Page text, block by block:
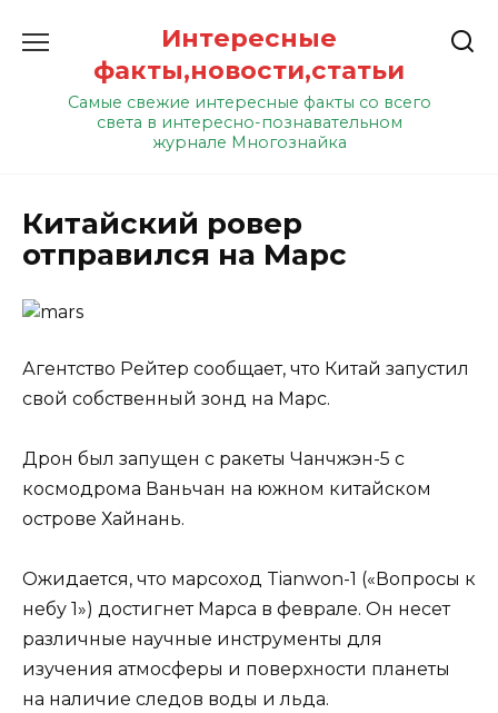
содержанию
Интересные
факты,новости,статьи
Самые свежие интересные факты со всего
света в интересно-познавательном
журнале Многознайка
Китайский ровер
отправился на Марс
Агентство Рейтер сообщает, что Китай запустил
свой собственный зонд на Марс.
Дрон был запущен с ракеты Чанчжэн-5 с
космодрома Ваньчан на южном китайском
острове Хайнань.
Ожидается, что марсоход Tianwon-1 («Вопросы к
небу 1») достигнет Марса в феврале. Он несет
различные научные инструменты для
изучения атмосферы и поверхности планеты
на наличие следов воды и льда.